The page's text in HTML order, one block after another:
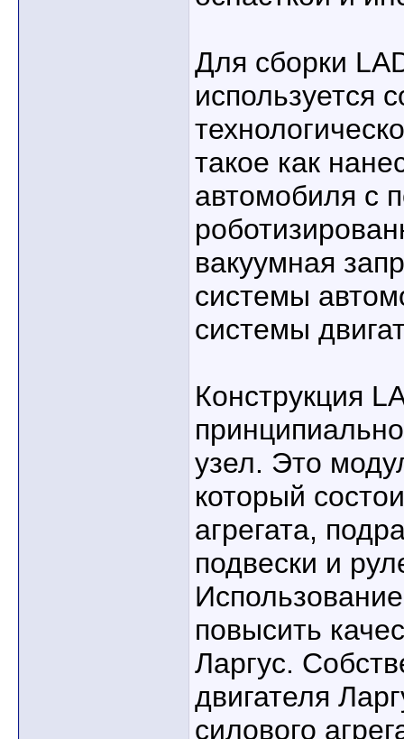
Для сборки
используется
такое как
автомобиля с
вакуумная
системы
системы
Конструкция
узел. Это
который
агрегата,
подвески и
повысить
Ларгус.
двигателя
силового